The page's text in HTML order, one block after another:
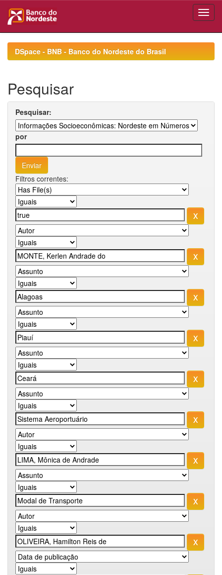
navigationDSpace - BNB - Banco do Nordeste do Brasil
Pesquisar
Pesquisar:
por
Filtros correntes: